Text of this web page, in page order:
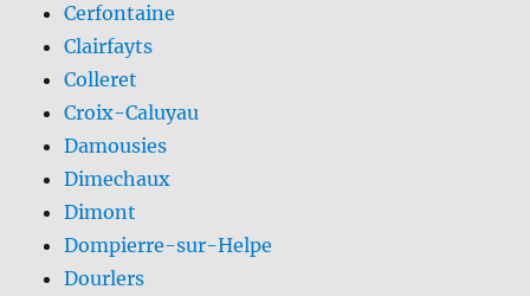
Cerfontaine
Clairfayts
Colleret
Croix-Caluyau
Damousies
Dimechaux
Dimont
Dompierre-sur-Helpe
Dourlers